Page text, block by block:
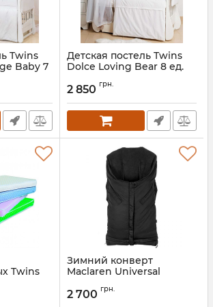
Twins
Baby 7
Детская постель Twins
Dolce Loving Bear 8 ед.
2 850 грн.
Twins
Зимний конверт
Maclaren Universal
Артикул: ASE09012
2 700 грн.